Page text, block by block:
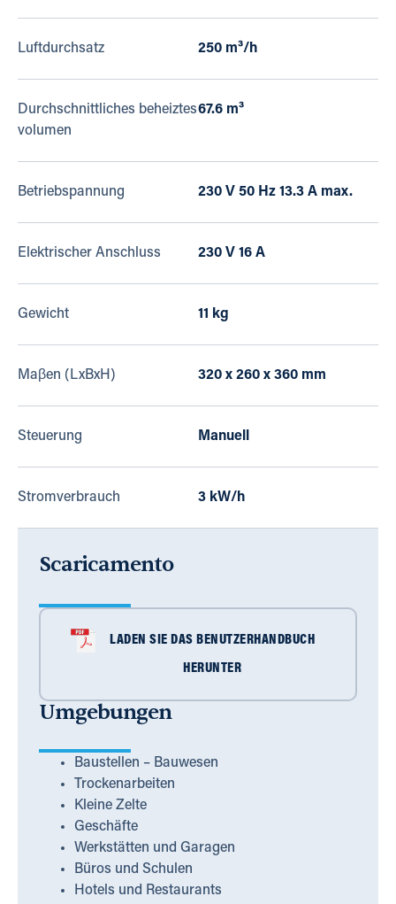
Luftdurchsatz 250 m³/h
Durchschnittliches beheiztes
volumen
67.6 m³
Betriebspannung 230 V 50 Hz 13.3 A max.
Elektrischer Anschluss 230 V 16 A
Gewicht 11 kg
Maβen (LxBxH) 320 x 260 x 360 mm
Steuerung Manuell
Stromverbrauch 3 kW/h
Scaricamento
LADEN SIE DAS BENUTZERHANDBUCH
HERUNTER
Umgebungen
Baustellen – Bauwesen
Trockenarbeiten
Kleine Zelte
Geschäfte
Werkstätten und Garagen
Büros und Schulen
Hotels und Restaurants